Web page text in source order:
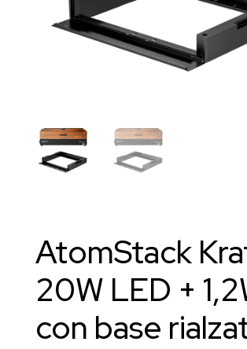
AtomStack
20W LED +
con base